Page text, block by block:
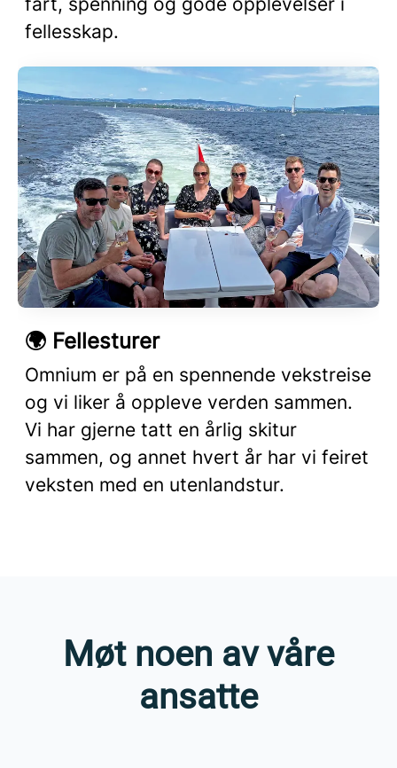
fellesskap.
🌍 Fellesturer
Omnium er på en spennende vekstreise
og vi liker å oppleve verden sammen.
Vi har gjerne tatt en årlig skitur
sammen, og annet hvert år har vi feiret
veksten med en utenlandstur.
Møt noen av våre
ansatte